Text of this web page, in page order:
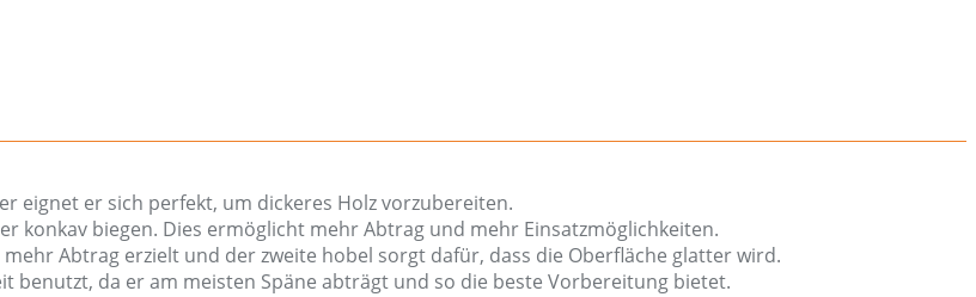
eignet er sich perfekt, um dickeres Holz vorzubereiten.
konkav biegen. Dies ermöglicht mehr Abtrag und mehr Einsatzmöglichkeiten.
Abtrag erzielt und der zweite hobel sorgt dafür, dass die Oberfläche glatter wird.
benutzt, da er am meisten Späne abträgt und so die beste Vorbereitung bietet.